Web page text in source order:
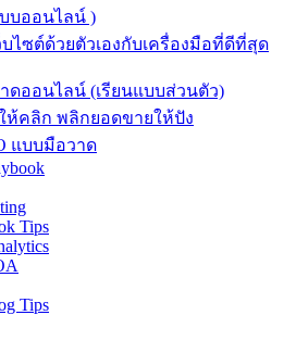
บออนไลน์ )
บไซต์ด้วยตัวเองกับเครื่องมือที่ดีที่สุด
ดออนไลน์ (เรียนแบบส่วนตัว)
ให้คลิก พลิกยอดขายให้ปัง
แบบมือวาด
Tips
Tips